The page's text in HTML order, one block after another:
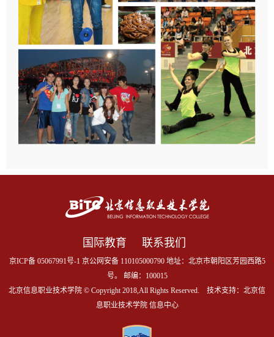
国际教育 联系我们
京ICP备 05067991号-1 京公网安备 110105000790 地址：北京市朝阳区芳园西路5
号。 邮编：100015
北京信息职业技术学院 © Copyright 2018,All Rights Reserved. 技术支持：北京信
息职业技术学院 信息中心